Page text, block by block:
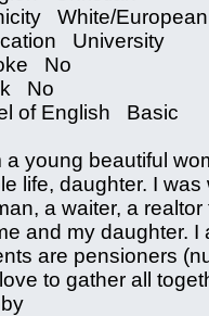
White/European
University
No
No
of English Basic
a young beautiful
life, daughter. I
a waiter, a
and my daughter.
are pensioners
to gather all